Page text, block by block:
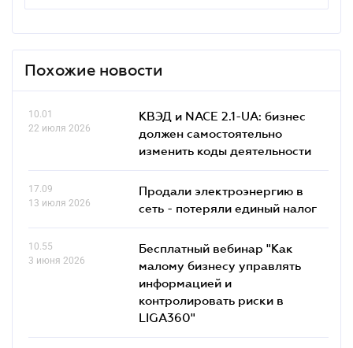
Похожие новости
10.01
22 июля 2026
КВЭД и NACE 2.1-UA: бизнес
должен самостоятельно
изменить коды деятельности
17.09
13 июля 2026
Продали электроэнергию в
сеть - потеряли единый налог
10.55
3 июня 2026
Бесплатный вебинар "Как
малому бизнесу управлять
информацией и
контролировать риски в
LIGA360"